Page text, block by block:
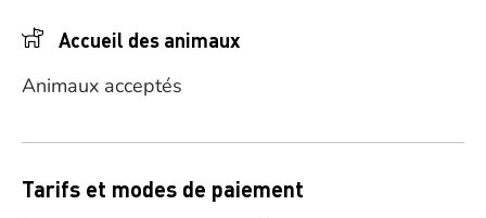
Accueil des animaux
Animaux acceptés
Tarifs et modes de paiement